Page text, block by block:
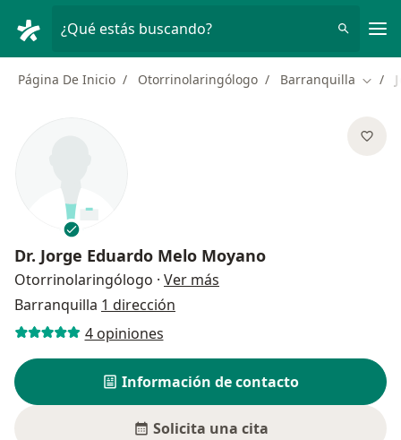
¿Qué estás buscando?
Página De Inicio Otorrinolaringólogo Barranquilla
Dr. Jorge Eduardo Melo Moyano
Otorrinolaringólogo · Ver más
Barranquilla 1 dirección
4 opiniones
Información de contacto
Solicita una cita